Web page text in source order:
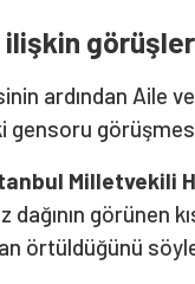
ilişkin görüşler
ardından Aile
gensoru
Milletvekili
görünen
örtüldüğünü